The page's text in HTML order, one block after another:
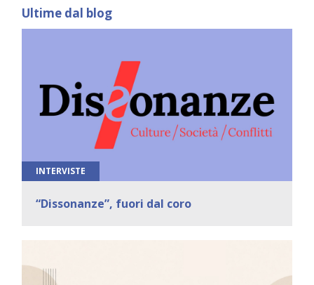
Ultime dal blog
INTERVISTE
“Dissonanze”, fuori dal coro